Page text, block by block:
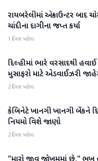
રાષ્ટ્રીય
રાયબરેલીમાં એન્કાઉન્ટર બાદ
ચાંદીના દાગીના જપ્ત કર્યા
1 દિવસ પહેલા
રાષ્ટ્રીય
દિલ્હીમાં ભારે વરસાદથી
મુસાફરો માટે એડવાઈઝરી
2 દિવસ પહેલા
રાષ્ટ્રીય
કેબિનેટે ખાનગી ખાનગી બેંકને
નિયમો વિશે જાણો
2 દિવસ પહેલા
રાષ્ટ્રીય